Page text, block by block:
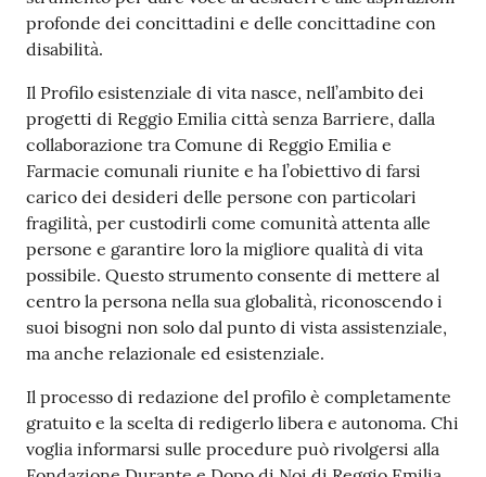
profonde dei concittadini e delle concittadine con
disabilità.
Il Profilo esistenziale di vita nasce, nell’ambito dei
progetti di Reggio Emilia città senza Barriere, dalla
collaborazione tra Comune di Reggio Emilia e
Farmacie comunali riunite e ha l’obiettivo di farsi
carico dei desideri delle persone con particolari
fragilità, per custodirli come comunità attenta alle
persone e garantire loro la migliore qualità di vita
possibile. Questo strumento consente di mettere al
centro la persona nella sua globalità, riconoscendo i
suoi bisogni non solo dal punto di vista assistenziale,
ma anche relazionale ed esistenziale.
Il processo di redazione del profilo è completamente
gratuito e la scelta di redigerlo libera e autonoma. Chi
voglia informarsi sulle procedure può rivolgersi alla